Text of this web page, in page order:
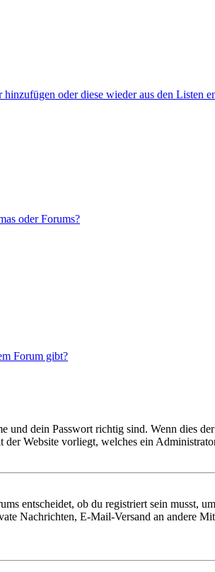
oder diese wieder aus den Listen
oder Forums?
Forum gibt?
dein Passwort richtig sind. Wenn dies
Website vorliegt, welches ein
entscheidet, ob du registriert sein musst,
Nachrichten, E-Mail-Versand an andere